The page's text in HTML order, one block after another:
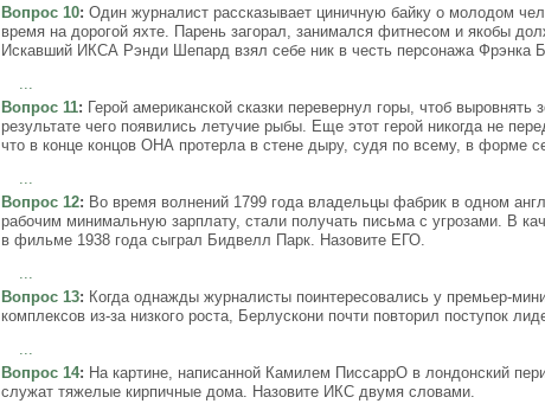
Вопрос 10: Один журналист рассказывает циничную байку о молодом
время на дорогой яхте. Парень загорал, занимался фитнесом и якобы
Искавший ИКСА Рэнди Шепард взял себе ник в честь персонажа Фрэнка
...
Вопрос 11: Герой американской сказки перевернул горы, чтоб
результате чего появились летучие рыбы. Еще этот герой никогда не
что в конце концов ОНА протерла в стене дыру, судя по всему, в форме
...
Вопрос 12: Во время волнений 1799 года владельцы фабрик в одном
рабочим минимальную зарплату, стали получать письма с угрозами. В
в фильме 1938 года сыграл Бидвелл Парк. Назовите ЕГО.
...
Вопрос 13: Когда однажды журналисты поинтересовались у премьер-
комплексов из-за низкого роста, Берлускони почти повторил поступок
Вопрос 14: На картине, написанной Камилем ПиссаррО в лондонский
служат тяжелые кирпичные дома. Назовите ИКС двумя словами.